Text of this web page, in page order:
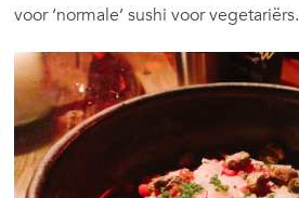
voor ‘normale’ sushi voor vegetariërs.